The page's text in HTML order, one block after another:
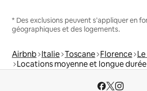
* Des exclusions peuvent s'appliquer en
géographiques et des logements.
Airbnb Italie Toscane Florence
Locations moyenne et longue durée